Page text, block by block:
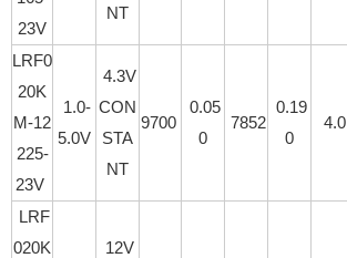
23V
NT
LRF0
20K
M-12
225-
23V
1.0-
5.0V
4.3V
CON
STA
NT
9700
0.05
0
7852
0.19
0
4.0
LRF
020K
12V